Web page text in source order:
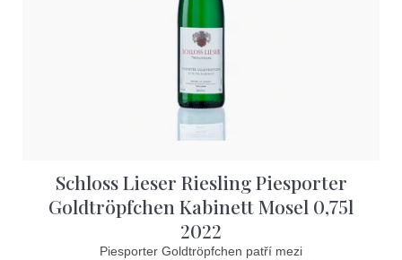
Schloss Lieser Riesling Piesporter
Goldtröpfchen Kabinett Mosel 0,75l
2022
Piesporter Goldtröpfchen patří mezi